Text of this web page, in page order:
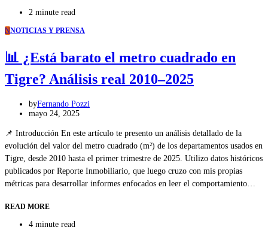
2 minute read
NNOTICIAS Y PRENSA
📊 ¿Está barato el metro cuadrado en
Tigre? Análisis real 2010–2025
byFernando Pozzi
mayo 24, 2025
📌 Introducción En este artículo te presento un análisis detallado de la
evolución del valor del metro cuadrado (m²) de los departamentos usados en
Tigre, desde 2010 hasta el primer trimestre de 2025. Utilizo datos históricos
publicados por Reporte Inmobiliario, que luego cruzo con mis propias
métricas para desarrollar informes enfocados en leer el comportamiento…
READ MORE
4 minute read